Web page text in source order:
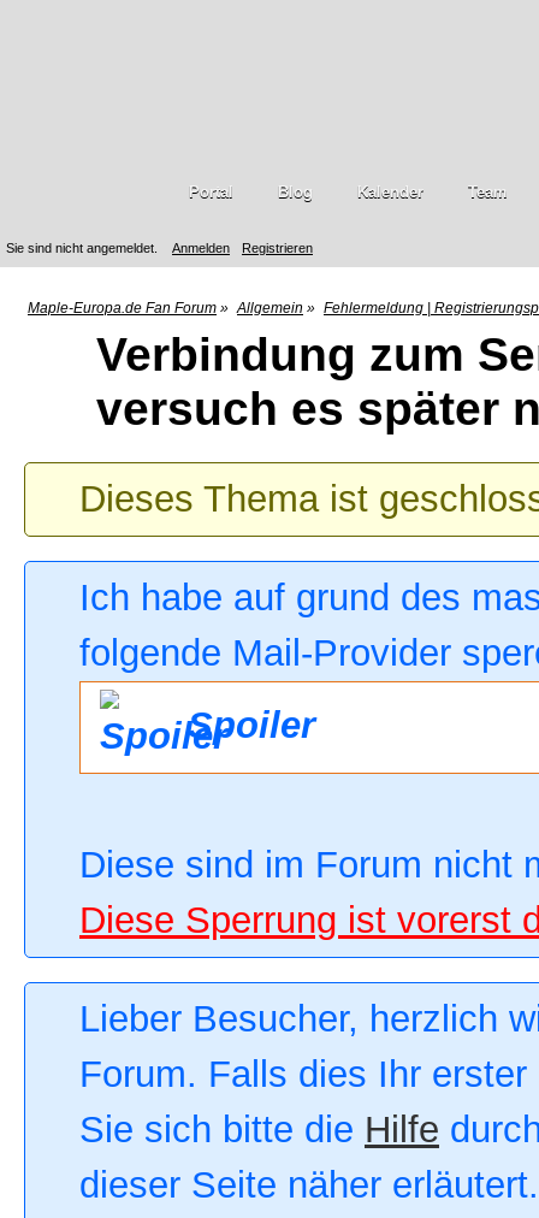
Sie sind nicht angemeldet. Anmelden Registrieren
Portal Blog Kalender Team
Maple-Europa.de Fan Forum » Allgemein » Fehlermeldung |
Verbindung zum
versuch es später
Dieses Thema ist
Ich habe auf grund des
folgende Mail-Provider
Spoiler
Diese sind im Forum nicht
Diese Sperrung ist vorerst
Lieber Besucher, herzlich
Forum. Falls dies Ihr
Sie sich bitte die Hilfe
dieser Seite näher